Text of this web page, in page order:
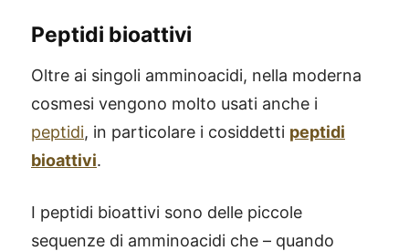
Peptidi bioattivi
Oltre ai singoli amminoacidi, nella moderna
cosmesi vengono molto usati anche i
peptidi, in particolare i cosiddetti peptidi
bioattivi.
I peptidi bioattivi sono delle piccole
sequenze di amminoacidi che – quando